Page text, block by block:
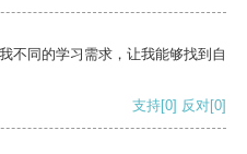
不同的学习需求，让我能够找到自
支持[0] 反对[0]